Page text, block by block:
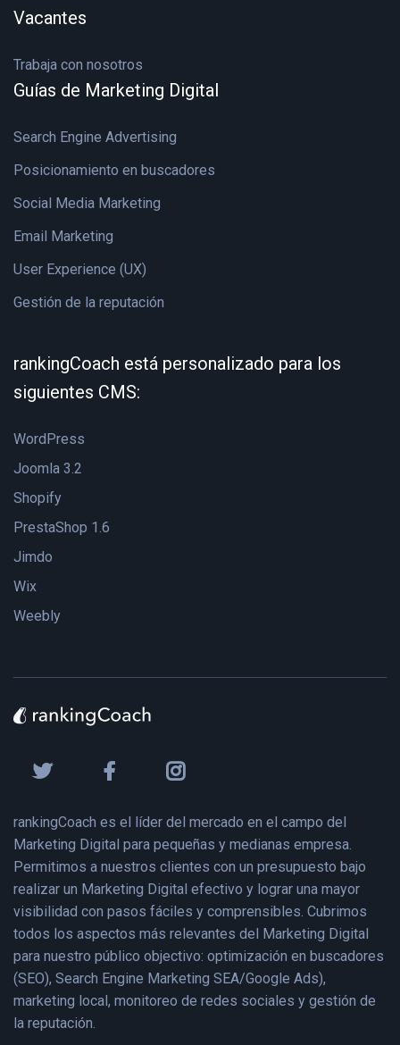
Vacantes
Trabaja con nosotros
Guías de Marketing Digital
Search Engine Advertising
Posicionamiento en buscadores
Social Media Marketing
Email Marketing
User Experience (UX)
Gestión de la reputación
rankingCoach está personalizado para los
siguientes CMS:
WordPress
Joomla 3.2
Shopify
PrestaShop 1.6
Jimdo
Wix
Weebly
rankingCoach es el líder del mercado en el campo del
Marketing Digital para pequeñas y medianas empresa.
Permitimos a nuestros clientes con un presupuesto bajo
realizar un Marketing Digital efectivo y lograr una mayor
visibilidad con pasos fáciles y comprensibles. Cubrimos
todos los aspectos más relevantes del Marketing Digital
para nuestro público objectivo: optimización en buscadores
(SEO), Search Engine Marketing SEA/Google Ads),
marketing local, monitoreo de redes sociales y gestión de
la reputación.